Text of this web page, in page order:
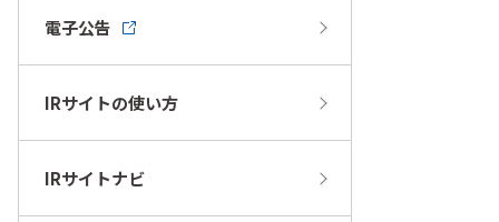
電子公告
IRサイトの使い方
IRサイトナビ